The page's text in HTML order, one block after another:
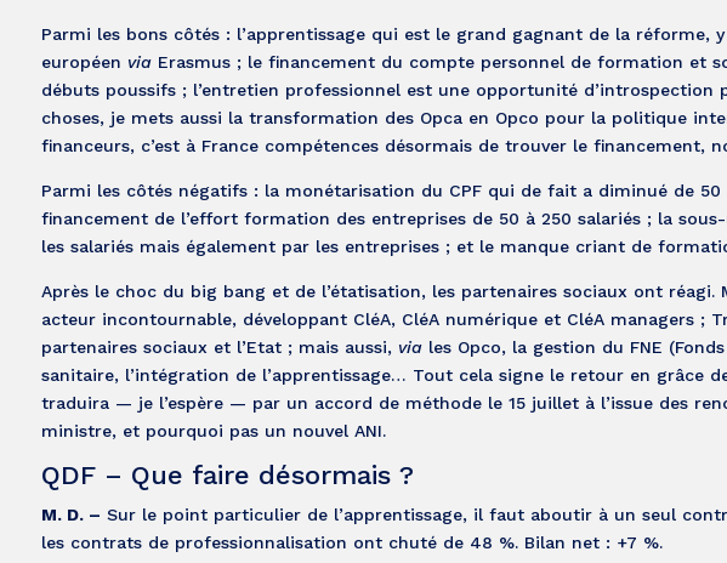
Parmi les bons côtés : l’apprentissage qui est le grand gagnant de la réforme,
européen viaErasmus ; le financement du compte personnel de formation et
débuts poussifs ; l’entretien professionnel est une opportunité d’introspection
choses, je mets aussi la transformation des Opca en Opco pour la politique
financeurs, c’est à France compétences désormais de trouver le financement,
Parmi les côtés négatifs : la monétarisation du CPF qui de fait a diminué de
financement de l’effort formation des entreprises de 50 à 250 salariés ; la
les salariés mais également par les entreprises ; et le manque criant de
Après le choc du big bang et de l’étatisation, les partenaires sociaux ont
acteur incontournable, développant CléA, CléA numérique et CléA managers ;
partenaires sociaux et l’Etat ; mais aussi, viales Opco, la gestion du FNE
sanitaire, l’intégration de l’apprentissage… Tout cela signe le retour en grâce
traduira — je l’espère — par un accord de méthode le 15 juillet à l’issue des
ministre, et pourquoi pas un nouvel ANI.
QDF – Que faire désormais ?
M. D. – Sur le point particulier de l’apprentissage, il faut aboutir à un seul
les contrats de professionnalisation ont chuté de 48 %. Bilan net : +7 %.